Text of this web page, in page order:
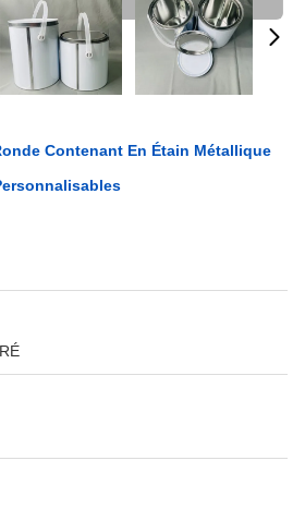
Contenant En Étain Métallique